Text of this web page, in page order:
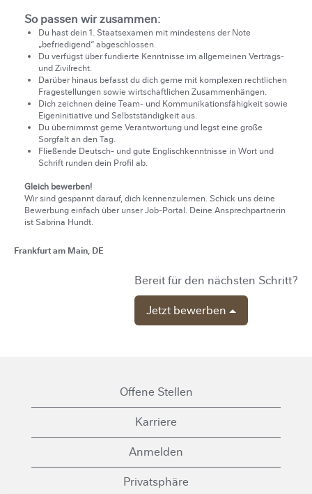
So passen wir zusammen:
Du hast dein 1. Staatsexamen mit mindestens der Note
„befriedigend“ abgeschlossen.
Du verfügst über fundierte Kenntnisse im allgemeinen Vertrags-
und Zivilrecht.
Darüber hinaus befasst du dich gerne mit komplexen rechtlichen
Fragestellungen sowie wirtschaftlichen Zusammenhängen.
Dich zeichnen deine Team- und Kommunikationsfähigkeit sowie
Eigeninitiative und Selbstständigkeit aus.
Du übernimmst gerne Verantwortung und legst eine große
Sorgfalt an den Tag.
Fließende Deutsch- und gute Englischkenntnisse in Wort und
Schrift runden dein Profil ab.
Gleich bewerben!
Wir sind gespannt darauf, dich kennenzulernen. Schick uns deine
Bewerbung einfach über unser Job-Portal. Deine Ansprechpartnerin
ist Sabrina Hundt.
Frankfurt am Main, DE
Bereit für den nächsten Schritt?
Jetzt bewerben
Offene Stellen
Karriere
Anmelden
Privatsphäre